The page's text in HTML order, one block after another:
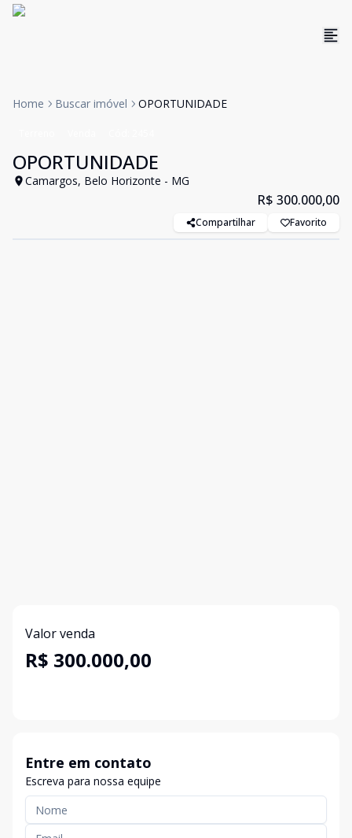
Home Buscar imóvel OPORTUNIDADE
OPORTUNIDADE
Camargos, Belo Horizonte - MG
R$ 300.000,00
Compartilhar Favorito
Valor venda
R$ 300.000,00
Entre em contato
Escreva para nossa equipe